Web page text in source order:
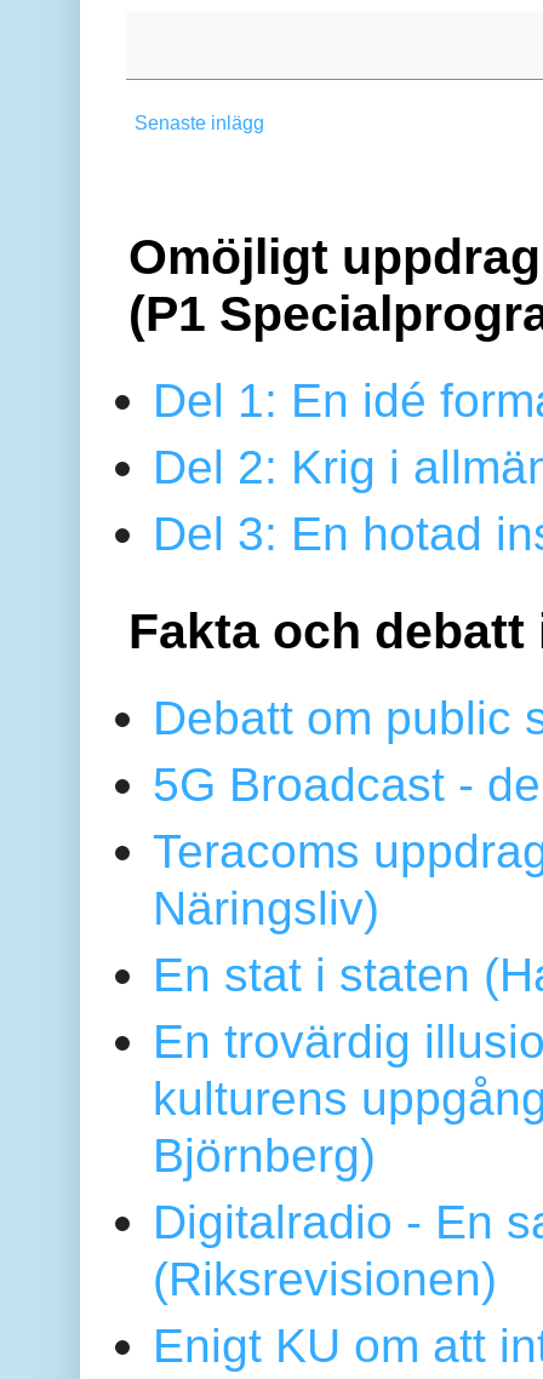
Senaste inlägg
Omöjligt
(P1
Del 1: En idé
Del 2: Krig i
Del 3: En hotad
Fakta och debatt
Debatt om public
5G Broadcast -
Teracoms
Näringsliv)
En stat i staten
En trovärdig
kulturens
Björnberg)
Digitalradio - En
(Riksrevisionen)
Enigt KU om att